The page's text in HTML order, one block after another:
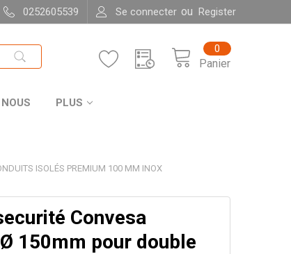
0252605539 Se connecter ou Register
Panier
0
PLUS
ISOLÉS PREMIUM 100 MM INOX
Convesa
150mm pour double